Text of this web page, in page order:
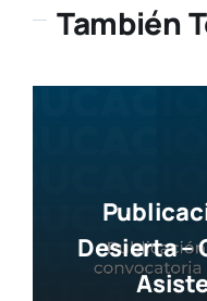
También
Desierta –